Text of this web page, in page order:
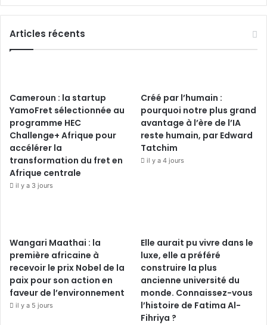
Articles récents
Cameroun : la startup
YamoFret sélectionnée au
programme HEC
Challenge+ Afrique pour
accélérer la
transformation du fret en
Afrique centrale
il y a 3 jours
Créé par l’humain :
pourquoi notre plus grand
avantage à l’ère de l’IA
reste humain, par Edward
Tatchim
il y a 4 jours
Wangari Maathai : la
première africaine à
recevoir le prix Nobel de la
paix pour son action en
faveur de l’environnement
il y a 5 jours
Elle aurait pu vivre dans le
luxe, elle a préféré
construire la plus
ancienne université du
monde. Connaissez-vous
l’histoire de Fatima Al-
Fihriya ?